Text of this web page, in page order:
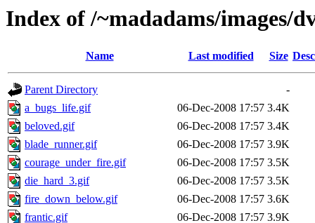
Index of /~madadams/images/
Name Last modified Size
Parent Directory
-
a_bugs_life.gif
06-Dec-2008 17:57 3.4K
beloved.gif
06-Dec-2008 17:57 3.4K
blade_runner.gif
06-Dec-2008 17:57 3.9K
courage_under_fire.gif
06-Dec-2008 17:57 3.5K
die_hard_3.gif
06-Dec-2008 17:57 3.5K
fire_down_below.gif
06-Dec-2008 17:57 3.6K
frantic.gif
06-Dec-2008 17:57 3.9K